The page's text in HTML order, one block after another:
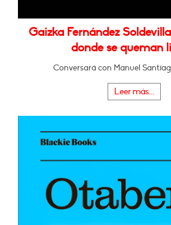
Gaizka Fernández
donde se queman
Conversará con Manuel
Leer más...